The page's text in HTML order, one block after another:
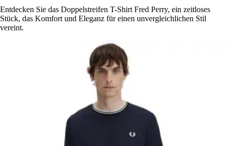
Entdecken Sie das Doppelstreifen T-Shirt Fred Perry, ein zeitloses
Stück, das Komfort und Eleganz für einen unvergleichlichen Stil
vereint.